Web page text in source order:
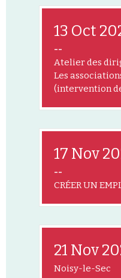
13 Oct
--
Atelier des
Les
(intervention
17 Nov
--
CRÉER UN
21 Nov
Noisy-le-Sec